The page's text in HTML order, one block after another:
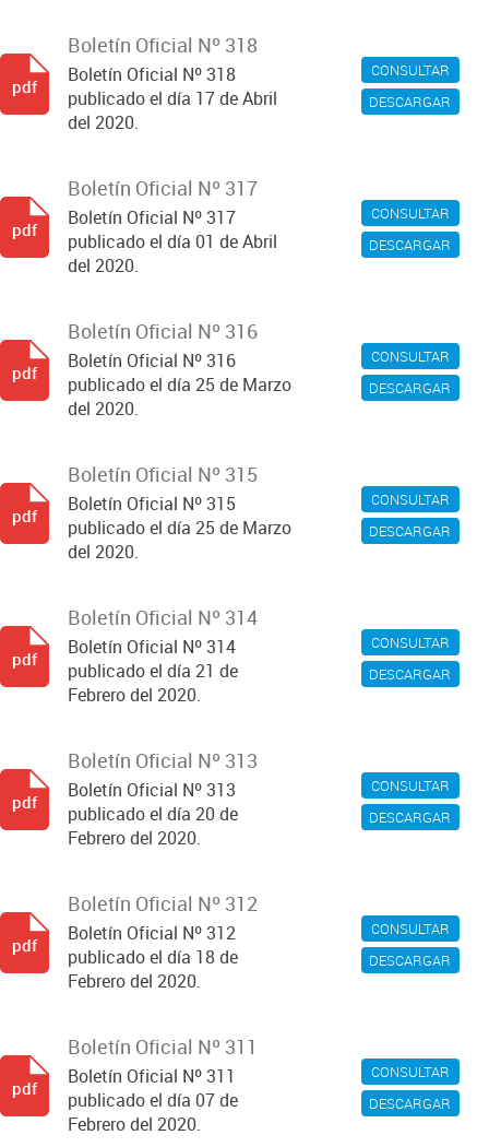
CONSULTAR
DESCARGAR
Boletín Oficial Nº 318
Boletín Oficial Nº 318
publicado el día 17 de Abril
del 2020.
pdf
CONSULTAR
DESCARGAR
Boletín Oficial Nº 317
Boletín Oficial Nº 317
publicado el día 01 de Abril
del 2020.
pdf
CONSULTAR
DESCARGAR
Boletín Oficial Nº 316
Boletín Oficial Nº 316
publicado el día 25 de Marzo
del 2020.
pdf
CONSULTAR
DESCARGAR
Boletín Oficial Nº 315
Boletín Oficial Nº 315
publicado el día 25 de Marzo
del 2020.
pdf
CONSULTAR
DESCARGAR
Boletín Oficial Nº 314
Boletín Oficial Nº 314
publicado el día 21 de
Febrero del 2020.
pdf
CONSULTAR
DESCARGAR
Boletín Oficial Nº 313
Boletín Oficial Nº 313
publicado el día 20 de
Febrero del 2020.
pdf
CONSULTAR
DESCARGAR
Boletín Oficial Nº 312
Boletín Oficial Nº 312
publicado el día 18 de
Febrero del 2020.
pdf
CONSULTAR
DESCARGAR
Boletín Oficial Nº 311
Boletín Oficial Nº 311
publicado el día 07 de
Febrero del 2020.
pdf